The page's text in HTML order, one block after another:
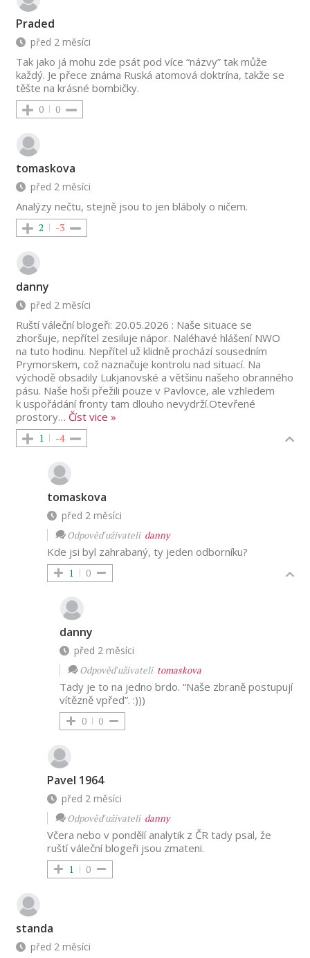
Praded
před 2 měsíci
Tak jako já mohu zde psát pod více “názvy” tak může
každý. Je přece známa Ruská atomová doktrína, takže se
těšte na krásné bombičky.
0 0
tomaskova
před 2 měsíci
Analýzy nečtu, stejně jsou to jen bláboly o ničem.
2 -3
danny
před 2 měsíci
Ruští váleční blogeři: 20.05.2026 : Naše situace se
zhoršuje, nepřítel zesiluje nápor. Naléhavé hlášení NWO
na tuto hodinu. Nepřítel už klidně prochází sousedním
Prymorskem, což naznačuje kontrolu nad situací. Na
východě obsadily Lukjanovské a většinu našeho obranného
pásu. Naše hoši přežili pouze v Pavlovce, ale vzhledem
k uspořádání fronty tam dlouho nevydrží.Otevřené
prostory… Číst vice »
1 -4
tomaskova
před 2 měsíci
Odpověď uživateli danny
Kde jsi byl zahrabaný, ty jeden odborníku?
1 0
danny
před 2 měsíci
Odpověď uživateli tomaskova
Tady je to na jedno brdo. “Naše zbraně postupují
vítězně vpřed”. :)))
0 0
Pavel 1964
před 2 měsíci
Odpověď uživateli danny
Včera nebo v pondělí analytik z ČR tady psal, že
ruští váleční blogeři jsou zmateni.
1 0
standa
před 2 měsíci